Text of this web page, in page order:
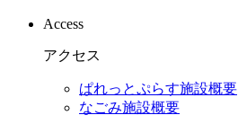
Access
アクセス
ぱれっとぷらす施設概要
なごみ施設概要